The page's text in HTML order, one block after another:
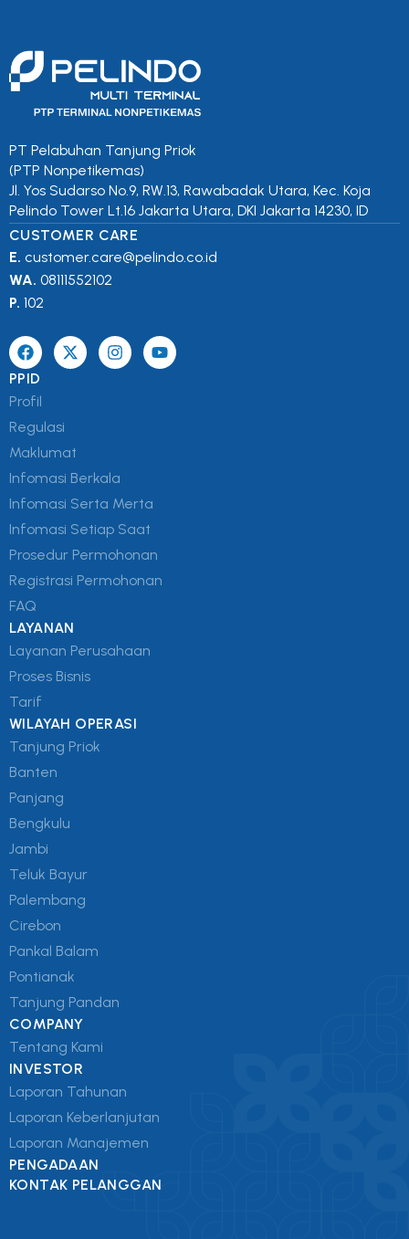
PT Pelabuhan Tanjung Priok
(PTP Nonpetikemas)
Jl. Yos Sudarso No.9, RW.13, Rawabadak Utara, Kec. Koja
Pelindo Tower Lt.16 Jakarta Utara, DKI Jakarta 14230, ID
CUSTOMER CARE
E. customer.care@pelindo.co.id
WA. 08111552102
P. 102
PPID
Profil
Regulasi
Maklumat
Infomasi Berkala
Infomasi Serta Merta
Infomasi Setiap Saat
Prosedur Permohonan
Registrasi Permohonan
FAQ
LAYANAN
Layanan Perusahaan
Proses Bisnis
Tarif
WILAYAH OPERASI
Tanjung Priok
Banten
Panjang
Bengkulu
Jambi
Teluk Bayur
Palembang
Cirebon
Pankal Balam
Pontianak
Tanjung Pandan
COMPANY
Tentang Kami
INVESTOR
Laporan Tahunan
Laporan Keberlanjutan
Laporan Manajemen
PENGADAAN
KONTAK PELANGGAN